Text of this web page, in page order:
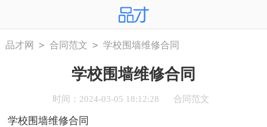
品才网 > 合同范文 > 学校围墙维修合同
学校围墙维修合同
时间：2024-03-05 18:12:28 合同范文
学校围墙维修合同